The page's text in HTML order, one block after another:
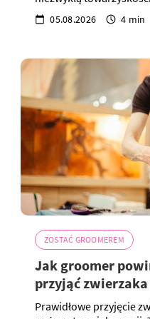
05.08.2026 4 min
ZOSTAĆ GROOMEREM
Jak groomer
przyjąć
Prawidłowe przyjęcie